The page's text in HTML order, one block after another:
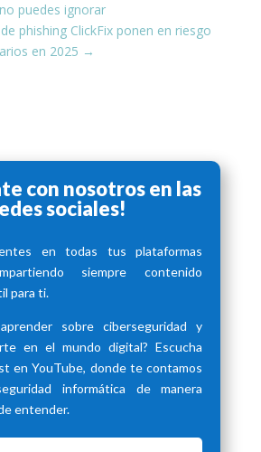
puedes ignorar
phishing ClickFix ponen en riesgo
en 2025 →
con nosotros en las
sociales!
en todas tus plataformas
siempre contenido
para ti.
sobre ciberseguridad y
en el mundo digital? Escucha
en YouTube, donde te contamos
informática de manera
entender.